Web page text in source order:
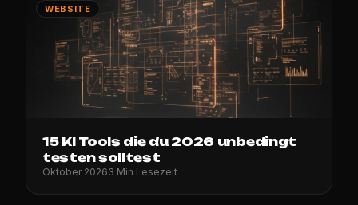
WEBSITE
15 KI Tools die du 2026 unbedingt
testen solltest
Oktober 20263 Min Lesezeit